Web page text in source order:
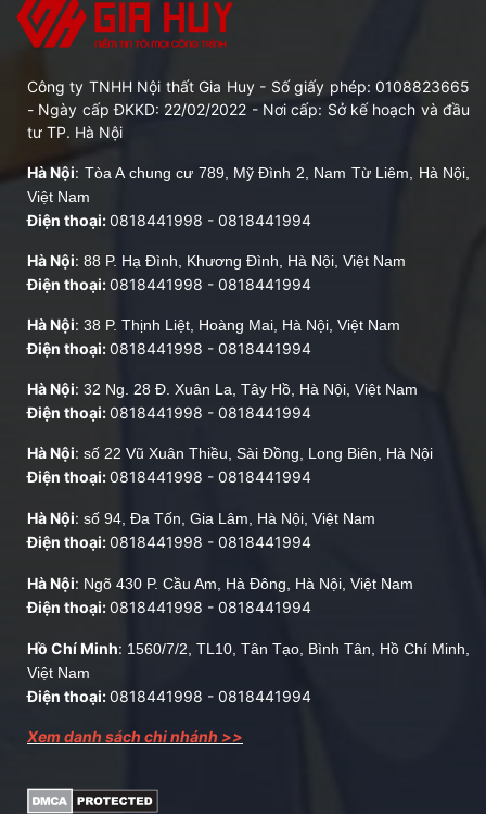
Công ty TNHH Nội thất Gia Huy - Số giấy phép: 0108823665
- Ngày cấp ĐKKD: 22/02/2022 - Nơi cấp: Sở kế hoạch và đầu
tư TP. Hà Nội
Hà Nội: Tòa A chung cư 789, Mỹ Đình 2, Nam Từ Liêm, Hà Nội,
Việt Nam
Điện thoại:0818441998 - 0818441994
Hà Nội: 88 P. Hạ Đình, Khương Đình, Hà Nội, Việt Nam
Điện thoại:0818441998 - 0818441994
Hà Nội: 38 P. Thịnh Liệt, Hoàng Mai, Hà Nội, Việt Nam
Điện thoại:0818441998 - 0818441994
Hà Nội: 32 Ng. 28 Đ. Xuân La, Tây Hồ, Hà Nội, Việt Nam
Điện thoại:0818441998 - 0818441994
Hà Nội: số 22 Vũ Xuân Thiều, Sài Đồng, Long Biên, Hà Nội
Điện thoại:0818441998 - 0818441994
Hà Nội: số 94, Đa Tốn, Gia Lâm, Hà Nội, Việt Nam
Điện thoại:0818441998 - 0818441994
Hà Nội: Ngõ 430 P. Cầu Am, Hà Đông, Hà Nội, Việt Nam
Điện thoại:0818441998 - 0818441994
Hồ Chí Minh: 1560/7/2, TL10, Tân Tạo, Bình Tân, Hồ Chí Minh,
Việt Nam
Điện thoại:0818441998 - 0818441994
Xem danh sách chi nhánh >>